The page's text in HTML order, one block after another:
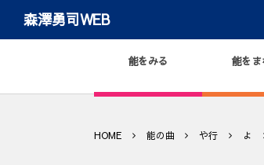
森澤勇司WEB
能をみる 能を
HOME 能の曲 や行 よ